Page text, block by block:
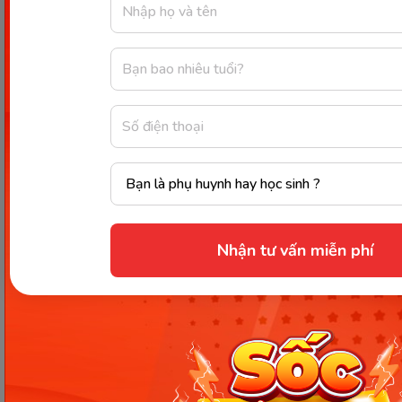
Nhận tư vấn miễn phí
trọng để các mẹ kiểm tra tình trạng phục hồi của
những căn bệnh nguy hiểm sau sinh như băng
huyết, trầm cảm, suy nhược cơ thể,...
Có dấu hiệu băng huyết muộn
phải đến ngay cơ sở y tế
bụng, ra máu âm đạo, hoa mắt, chóng mặt, khó
thở,...các mẹ phải đến ngay bệnh viện để được điều
trị kịp thời, tránh gây nguy hiểm đến tính mạng
hoặc để lại nhiều di chứng sau này.